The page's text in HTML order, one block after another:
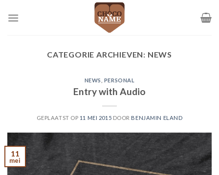
naar
CATEGORIE ARCHIEVEN: NEWS
NEWS PERSONAL
Entry with Audio
GEPLAATST OP 11 MEI 2015 DOOR BENJAMIN ELAND
11
mei